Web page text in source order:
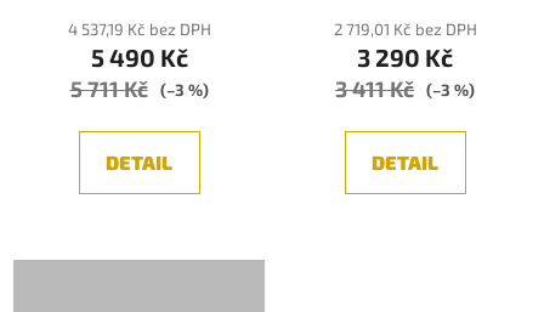
4 537,19 Kč bez DPH
5 490 Kč
5 711 Kč (–3 %)
DETAIL
2 719,01 Kč bez DPH
3 290 Kč
3 411 Kč (–3 %)
DETAIL